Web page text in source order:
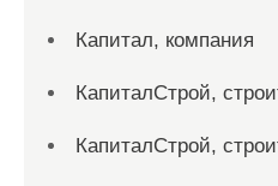
Капитал, компания
КапиталСтрой,
КапиталСтрой,